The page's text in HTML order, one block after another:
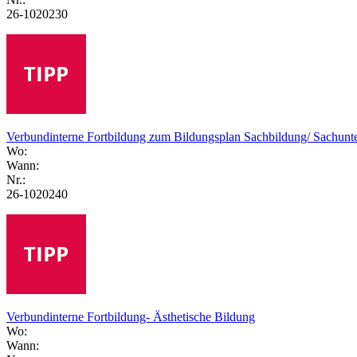
26-1020230
Verbundinterne Fortbildung zum Bildungsplan Sachbildung/
Wo:
Wann:
Nr.:
26-1020240
Verbundinterne Fortbildung- Ästhetische Bildung
Wo:
Wann: